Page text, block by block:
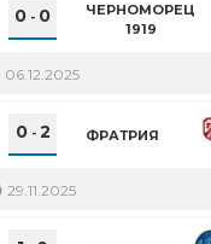
0 - 0
ЧЕРНОМОРЕЦ
1919
06.12.2025
0- 2 ФРАТРИЯ
29.11.2025